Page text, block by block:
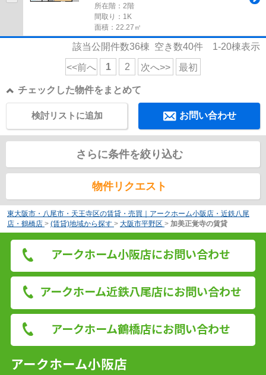
所在階：2階
間取り：1K
面積：22.27㎡
該当公開件数36棟 空き数40件 1-20棟表示
<<前へ 1 2 次へ>> 最初
チェックした物件をまとめて
お問い合わせ
検討リストに追加
さらに条件を絞り込む
物件リクエスト
東大阪市・八尾市・天王寺区の賃貸・売買｜アークホーム小阪店・近鉄八尾
店・鶴橋店 > (賃貸)地域から探す > 大阪市平野区 > 加美正覚寺の賃貸
アークホーム小阪店にお問い合わせ
アークホーム近鉄八尾店にお問い合わせ
アークホーム鶴橋店にお問い合わせ
アークホーム小阪店